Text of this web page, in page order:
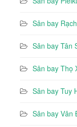
Sân bay
Sân bay Tân
Sân bay Thọ
Sân bay Tuy
Sân bay Vân